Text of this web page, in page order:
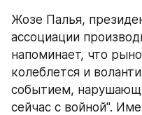
Жозе Палья,
ассоциации
напоминает, что
колеблется и
событием,
сейчас с войной".